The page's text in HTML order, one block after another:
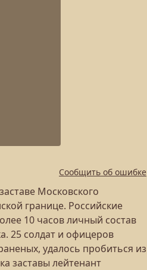
Сообщить об ошибке
Московского
границе. Российские
10 часов личный состав
25 солдат и офицеров
удалось пробиться из
заставы лейтенант